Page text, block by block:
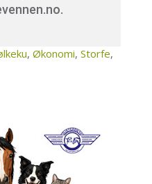
, Økonomi, Storfe,